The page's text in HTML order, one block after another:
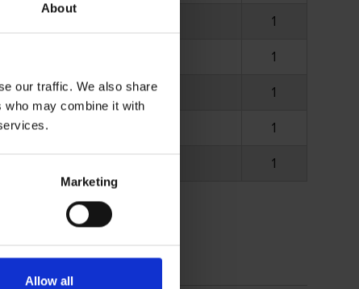
About
our traffic. We also share
who may combine it with
Marketing
Allow all
1
1
151 164
1
1
1